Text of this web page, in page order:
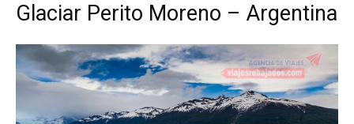
Glaciar Perito Moreno – Argentina